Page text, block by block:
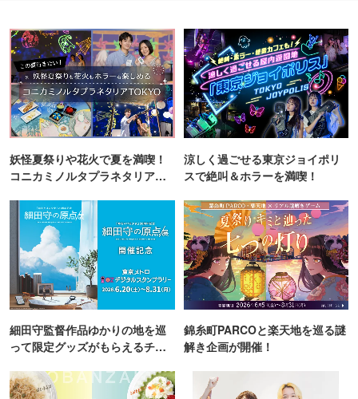
妖怪夏祭りや花火で夏を満喫！
コニカミノルタプラネタリア
涼しく過ごせる東京ジョイポリ
スで絶叫＆ホラーを満喫！
細田守監督作品ゆかりの地を巡
って限定グッズがもらえるチャ
錦糸町PARCOと楽天地を巡る謎
解き企画が開催！